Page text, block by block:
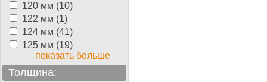
120 мм (10)
122 мм (1)
124 мм (41)
125 мм (19)
показать больше
Толщина: